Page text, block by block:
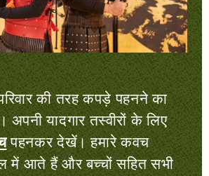
की तरह कपड़े पहनने का
अपनी यादगार तस्वीरों के लिए
पहनकर देखें। हमारे कवच
में आते हैं और बच्चों सहित सभी